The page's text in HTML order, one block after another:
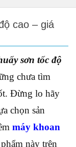
cao – giá
sơn tốc độ
chưa tìm
Đừng lo hãy
chọn sản
máy khoan
này trên